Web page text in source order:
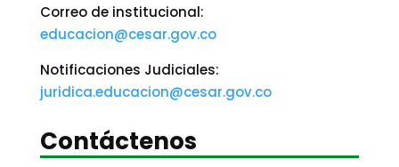
Correo de institucional:
educacion@cesar.gov.co
Notificaciones Judiciales:
juridica.educacion@cesar.gov.co
Contáctenos